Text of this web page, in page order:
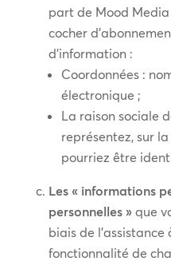
part de Mood
cocher
d’information :
Coordonnées :
électronique ;
La raison sociale
représentez, sur
pourriez être
Les « informations
personnelles »que
biais de
fonctionnalité de